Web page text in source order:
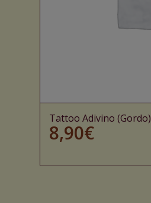
Tattoo Adivino (Gordo)
8,90€